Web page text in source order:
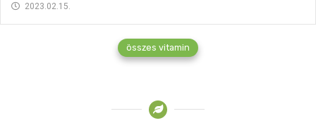
2023.02.15.
összes vitamin